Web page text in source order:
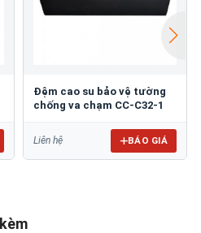
Đệm cao su bảo vệ tường
chống va chạm CC-C32-1
Liên hệ BÁO GIÁ